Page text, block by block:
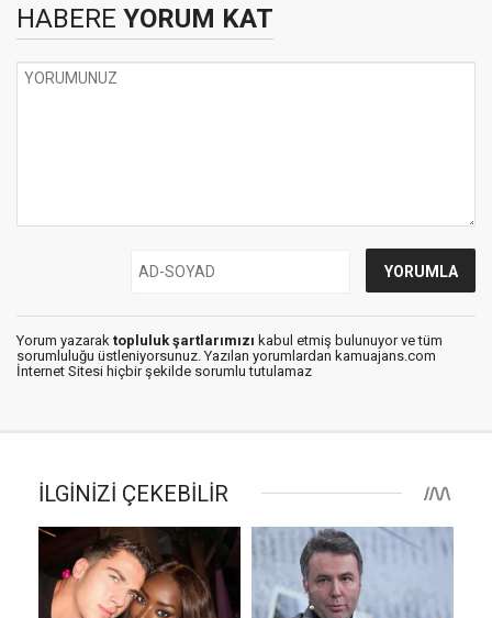
HABERE YORUM KAT
Yorum yazarak topluluk şartlarımızı kabul etmiş bulunuyor ve tüm
sorumluluğu üstleniyorsunuz. Yazılan yorumlardan kamuajans.com
İnternet Sitesi hiçbir şekilde sorumlu tutulamaz